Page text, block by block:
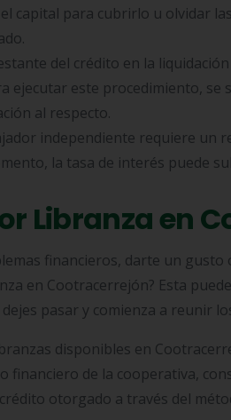
capital para cubrirlo u olvidar
del crédito en la
ejecutar este procedimiento, se
al respecto.
independiente requiere un
la tasa de interés puede
Libranza en
financieros, darte un
en Cootracerrejón? Esta
pasar y comienza a reunir
disponibles en
financiero de la cooperativa,
otorgado a través del